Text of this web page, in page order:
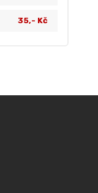
35,- Kč